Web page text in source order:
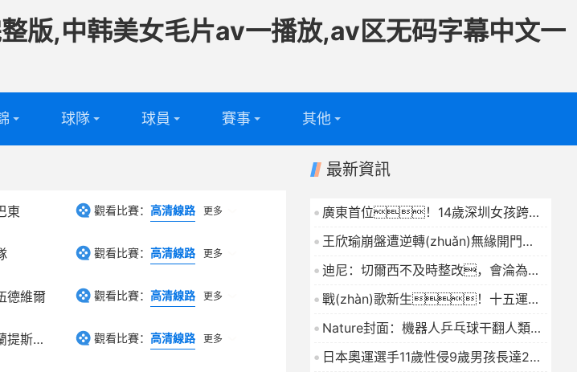
版,中韩美女毛片av一播放,av区无码字幕中文一
球隊
籃球球隊
球員
籃球球員
賽事 其他
專題
問答
東 觀看比賽：高清線路 更多
觀看比賽：高清線路 更多
德維爾 觀看比賽：高清線路 更多
亞特蘭提斯U21 觀看比賽：高清線路 更多
最新資訊
廣東首位！14歲深圳女孩跨項
僅9個月，拿下全國雪橇冠軍
王欣瑜崩盤遭逆轉(zhuǎn)無緣開門
紅，曾被萊巴拒絕合影WTA執
(zhí)行官離職
迪尼：切爾西不及時整改，會淪為沃
特福德那般頻繁換帥的笑柄
2026-04-25
戰(zhàn)歌新生！十五運經
(jīng)典旋律重磅返場，梁山山東山少
爺曾比特余浩斌攜手林高遠跨界唱響廣
東體育城市聯(lián)賽主題曲粵戰(zhàn)
Nature封面：機器人乒乓球干翻人類職
業(yè)選手
2026-04-25
日本奧運選手11歲性侵9歲男孩長達2